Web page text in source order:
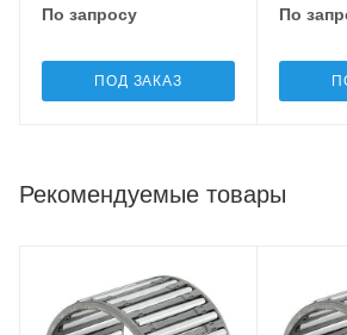
По запросу
ПОД ЗАКАЗ
По
Рекомендуемые товары